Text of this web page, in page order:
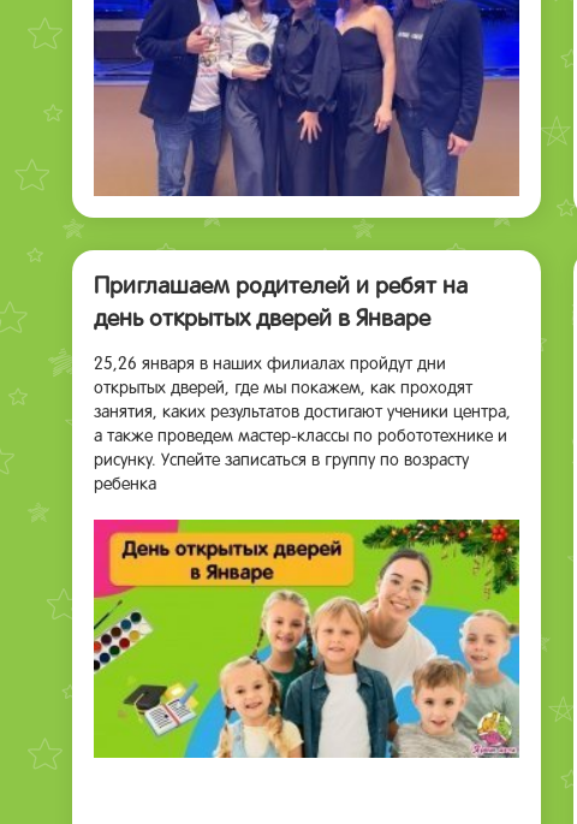
Приглашаем родителей и ребят на
день открытых дверей в Январе
25,26 января в наших филиалах пройдут дни
открытых дверей, где мы покажем, как проходят
занятия, каких результатов достигают ученики центра,
а также проведем мастер-классы по робототехнике и
рисунку. Успейте записаться в группу по возрасту
ребенка